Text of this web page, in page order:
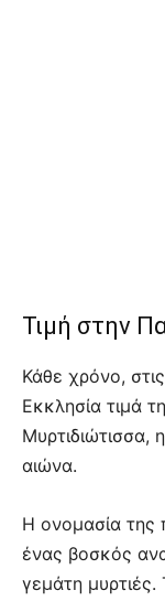
Τιμή στην
Κάθε χρόνο,
Εκκλησία τιμά
Μυρτιδιώτισσα,
αιώνα.
Η ονομασία της
ένας βοσκός
γεμάτη μυρτιές.